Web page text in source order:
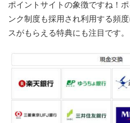
ポイントサイトの象徴ですね！
ンク制度も採用され利用する頻
スがもらえる特典にも注目です。